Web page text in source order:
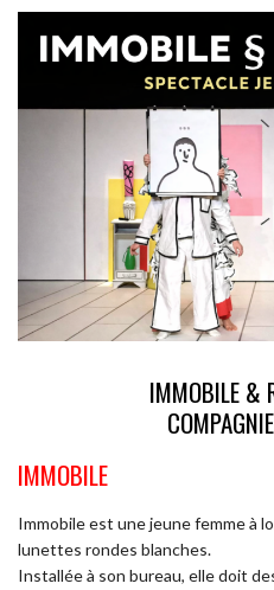
IMMOBILE &
IMMOBILE
Immobile est une jeune femme à
lunettes rondes blanches.
Installée à son bureau, elle doit